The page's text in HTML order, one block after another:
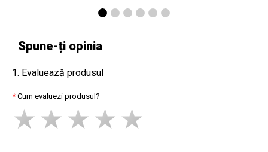
Spune-ți opinia
1. Evaluează produsul
Cum evaluezi produsul?